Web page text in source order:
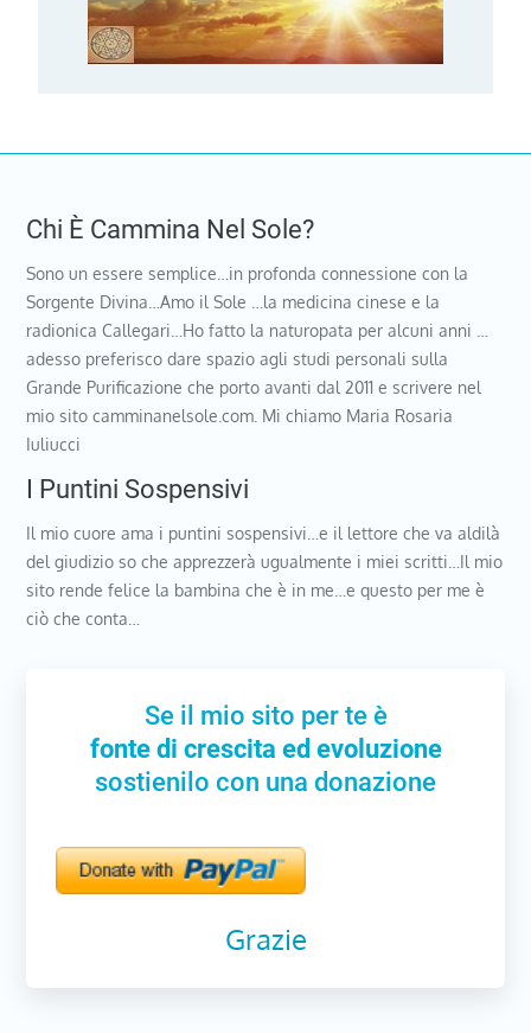
Chi È Cammina Nel Sole?
Sono un essere semplice…in profonda connessione con la
Sorgente Divina…Amo il Sole …la medicina cinese e la
radionica Callegari…Ho fatto la naturopata per alcuni anni …
adesso preferisco dare spazio agli studi personali sulla
Grande Purificazione che porto avanti dal 2011 e scrivere nel
mio sito camminanelsole.com. Mi chiamo Maria Rosaria
Iuliucci
I Puntini Sospensivi
Il mio cuore ama i puntini sospensivi…e il lettore che va aldilà
del giudizio so che apprezzerà ugualmente i miei scritti…Il mio
sito rende felice la bambina che è in me…e questo per me è
ciò che conta…
Se il mio sito per te è
fonte di crescita ed evoluzione
sostienilo con una donazione
Grazie